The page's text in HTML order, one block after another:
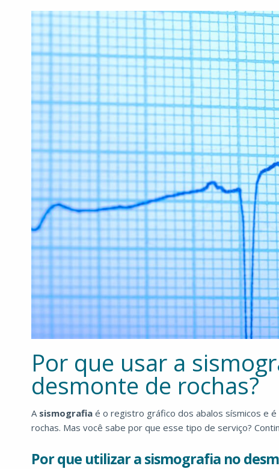
Por que usar a
desmonte de rochas?
A sismografia é o registro gráfico dos abalos sísmicos e
rochas. Mas você sabe por que esse tipo de serviço?
Por que utilizar a sismografia no